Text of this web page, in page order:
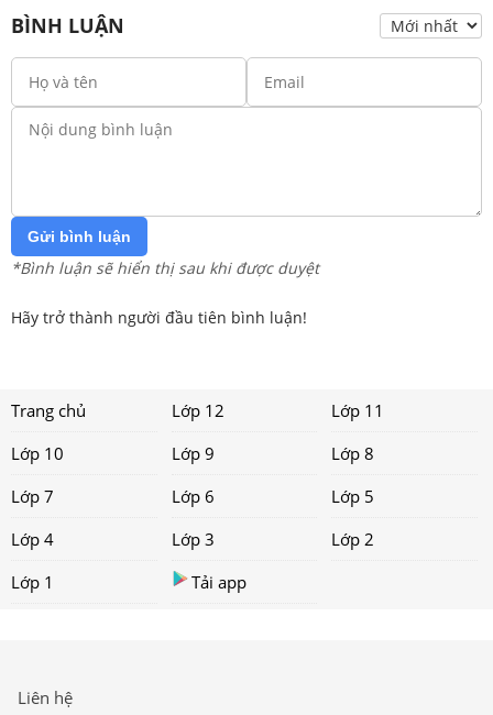
BÌNH LUẬN
Gửi bình luận
*Bình luận sẽ hiển thị sau khi được duyệt
Hãy trở thành người đầu tiên bình luận!
Trang chủ Lớp 12
Lớp 11
Lớp 10
Lớp 9
Lớp 8
Lớp 7
Lớp 6
Lớp 5
Lớp 4
Lớp 3
Lớp 2
Lớp 1
Tải app
Liên hệ